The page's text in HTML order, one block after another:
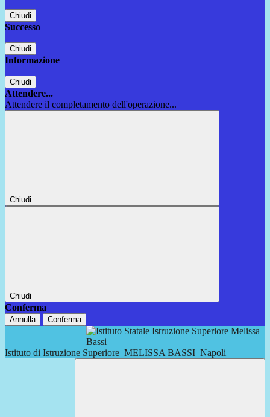
Chiudi
Successo
Chiudi
Informazione
Chiudi
Attendere...
Attendere il completamento dell'operazione...
Chiudi
Chiudi
Conferma
Annulla Conferma
Istituto di Istruzione Superiore MELISSA BASSI Napoli